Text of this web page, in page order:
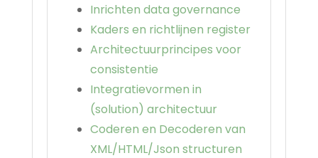
Inrichten data governance
Kaders en richtlijnen register
Architectuurprincipes voor
consistentie
Integratievormen in
(solution) architectuur
Coderen en Decoderen van
XML/HTML/Json structuren